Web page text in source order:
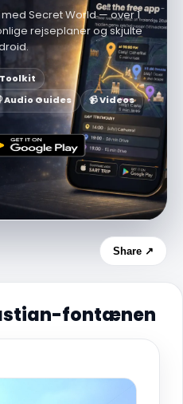
Secret World — over 1
rejseplaner og skjulte
Audio Guides 📹 Videos
Share ↗
fontænen